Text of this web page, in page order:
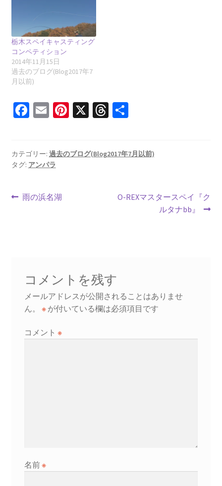
栃木スペイキャスティング
コンペティション
2014年11月15日
過去のブログ(Blog2017年7
月以前)
Fa
o
o
k
E
l
Pi
es
X T
ds
共
カテゴリー: 過去のブログ(Blog2017年7月以前)
タグ: アンパラ
投
ゲ
ー
シ
ョ
前
雨の浜名湖
次
O-REXマスタースペイ『ク
ルタナbb』
コメントを残す
メールアドレスが公開されることはありませ
ん。
※が付いている欄は必須項目です
コメント ※
名前※